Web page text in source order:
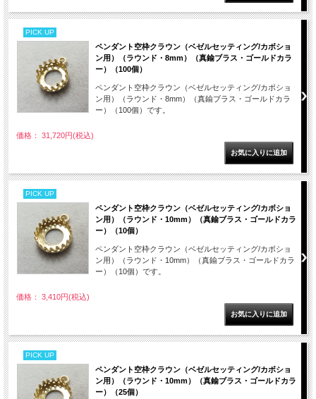
PICK UP
ペンダント空枠クラウン（ベゼルセッティング/カボショ
ン用）（ラウンド・8mm）（真鍮ブラス・ゴールドカラ
ー）（100個）
ペンダント空枠クラウン（ベゼルセッティング/カボショ
ン用）（ラウンド・8mm）（真鍮ブラス・ゴールドカラ
ー）（100個）です。
価格： 31,720円(税込)
PICK UP
ペンダント空枠クラウン（ベゼルセッティング/カボショ
ン用）（ラウンド・10mm）（真鍮ブラス・ゴールドカラ
ー）（10個）
ペンダント空枠クラウン（ベゼルセッティング/カボショ
ン用）（ラウンド・10mm）（真鍮ブラス・ゴールドカラ
ー）（10個）です。
価格： 3,410円(税込)
PICK UP
ペンダント空枠クラウン（ベゼルセッティング/カボショ
ン用）（ラウンド・10mm）（真鍮ブラス・ゴールドカラ
ー）（25個）